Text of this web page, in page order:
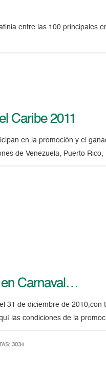
entre las 100 principales
Caribe 2011
en la promoción y el
de Venezuela, Puerto Rico,
en Carnaval…
31 de diciembre de 2010,con
las condiciones de la
3034